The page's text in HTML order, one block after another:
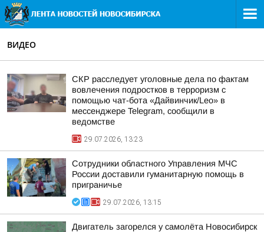
ВИДЕО
СКР расследует уголовные дела по фактам
вовлечения подростков в терроризм с
помощью чат-бота «Дайвинчик/Leo» в
мессенджере Telegram, сообщили в
ведомстве
29.07.2026, 13:23
Сотрудники областного Управления МЧС
России доставили гуманитарную помощь в
приграничье
29.07.2026, 13:15
Двигатель загорелся у самолёта Новосибирск